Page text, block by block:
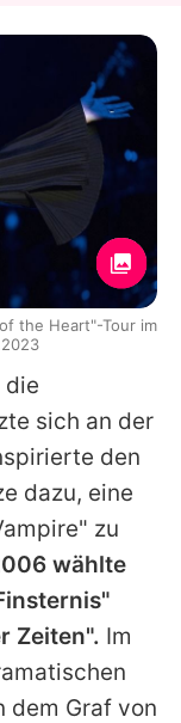
die
sich an der
den
dazu, eine
" zu
wählte
Zeiten". Im
dem Graf von
the Heart"-Tour im